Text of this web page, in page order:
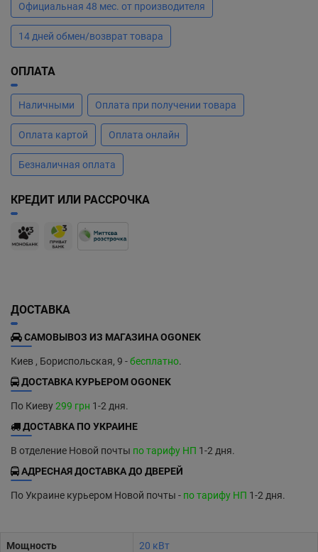
Официальная 48 мес. от производителя
14 дней обмен/возврат товара
ОПЛАТА
Наличными Оплата при получении товара
Оплата картой Оплата онлайн
Безналичная оплата
КРЕДИТ ИЛИ РАССРОЧКА
ДОСТАВКА
САМОВЫВОЗ ИЗ МАГАЗИНА OGONEK
Киев , Бориспольская, 9 -бесплатно.
ДОСТАВКА КУРЬЕРОМ OGONEK
По Киеву299 грн 1-2 дня.
ДОСТАВКА ПО УКРАИНЕ
В отделение Новой почты по тарифу НП 1-2 дня.
АДРЕСНАЯ ДОСТАВКА ДО ДВЕРЕЙ
По Украине курьером Новой почты - по тарифу НП 1-2 дня.
Мощность 20 кВт